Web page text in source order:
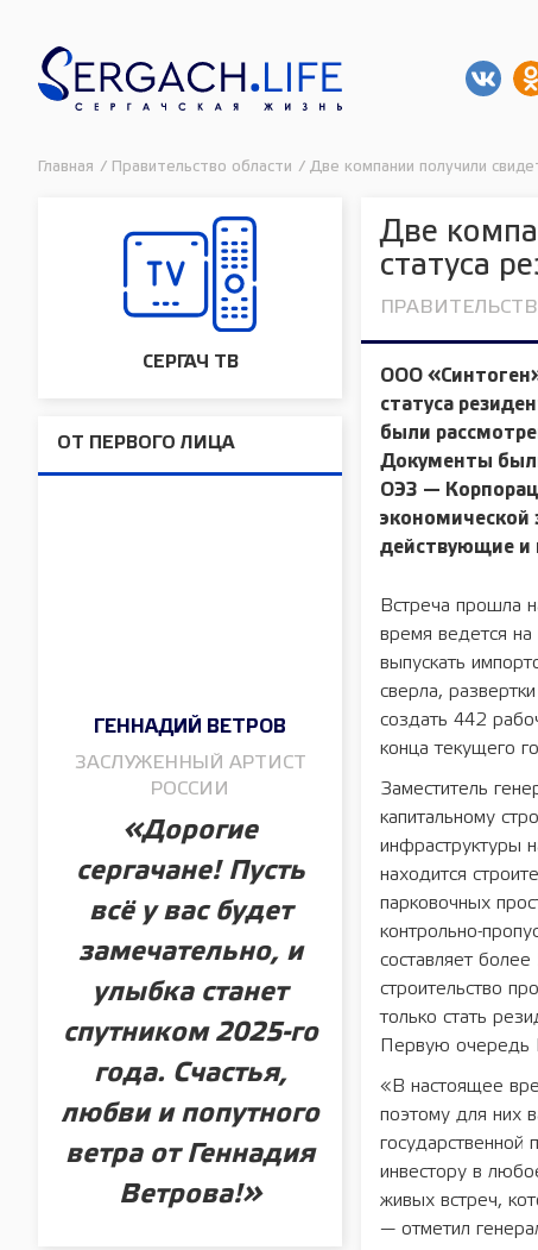
Главная / Правительство области / Две компании получили
СЕРГАЧ ТВ
ОТ ПЕРВОГО ЛИЦА
ГЕННАДИЙ ВЕТРОВ
ЗАСЛУЖЕННЫЙ АРТИСТ
РОССИИ
«Дорогие
сергачане! Пусть
всё у вас будет
замечательно, и
улыбка станет
спутником 2025-го
года. Счастья,
любви и попутного
ветра от Геннадия
Ветрова!»
Две
статуса
ООО
статуса
были
Документы
ОЭЗ —
экономической
действующие и
Встреча прошла
время ведется
выпускать
сверла,
создать 442
конца текущего
Заместитель
капитальному
инфраструктуры
находится
парковочных
контрольно-
составляет
строительство
только стать
Первую очередь
«В настоящее
поэтому для них
государственной
инвестору в
живых встреч,
— отметил